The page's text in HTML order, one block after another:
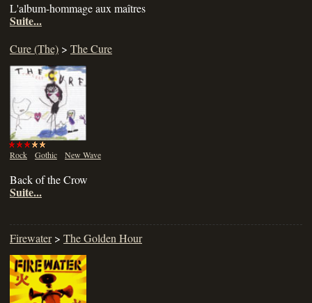
L'album-hommage aux maîtres
Suite...
Cure (The) > The Cure
Rock Gothic New Wave
Back of the Crow
Suite...
Firewater> The Golden Hour